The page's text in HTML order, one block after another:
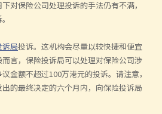
对保险公司处理投诉的手法仍有不满，
局投诉。这机构会尽量以较快捷和便宜
言，保险投诉局可以处理对保险公司涉
金额不超过100万港元的投诉。请注意，
的最终决定的六个月内，向保险投诉局